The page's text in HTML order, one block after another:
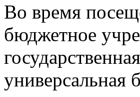
Во время
бюджетное